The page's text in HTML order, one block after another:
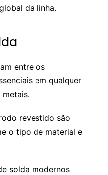
da linha.
entre os
em qualquer
revestido são
o tipo de material e
solda modernos